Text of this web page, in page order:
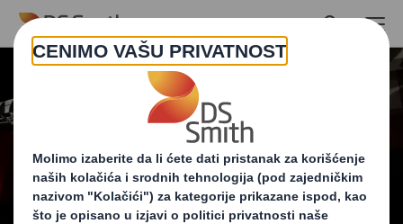
Skip to main content